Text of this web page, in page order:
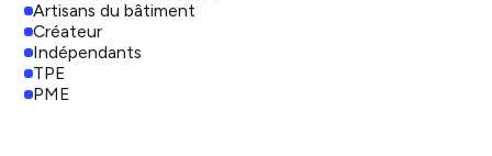
Artisans du bâtiment
Créateur
Indépendants
TPE
PME